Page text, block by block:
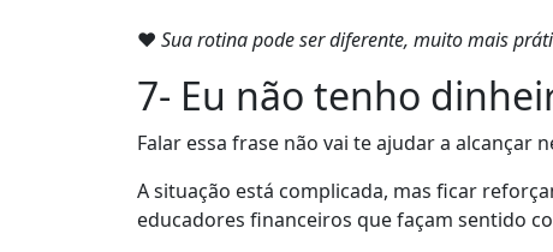
❤ Sua rotina pode ser diferente, muito mais
7- Eu não tenho
Falar essa frase não vai te ajudar a alcançar
A situação está complicada, mas ficar
educadores financeiros que façam sentido